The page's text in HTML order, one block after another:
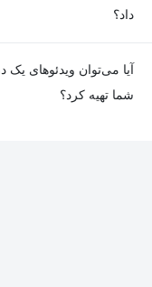
داد؟
آیا می‌توان ویدئوهای
شما تهیه کرد؟